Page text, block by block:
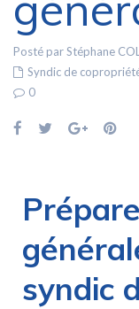
Posté par Stéphane
Syndic de
0
syndic